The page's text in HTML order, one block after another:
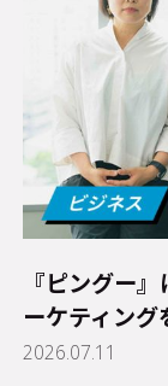
『ピングー
ーケティン
2026.07.11